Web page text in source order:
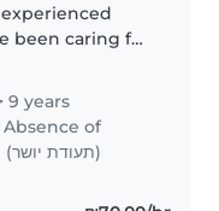
experienced
been caring for
the past 6
in English,
making..
9 years
of
Criminal Record (תעודת יושר)